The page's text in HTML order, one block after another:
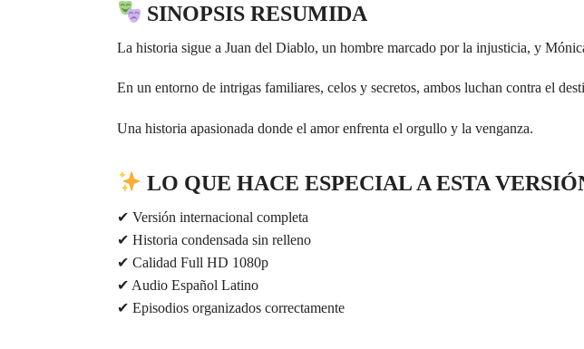
SINOPSIS RESUMIDA
La historia sigue a Juan del Diablo, un hombre marcado por la injusticia, y
En un entorno de intrigas familiares, celos y secretos, ambos luchan contra el
Una historia apasionada donde el amor enfrenta el orgullo y la venganza.
LO QUE HACE ESPECIAL A ESTA
✔ Versión internacional completa
✔ Historia condensada sin relleno
✔ Calidad Full HD 1080p
✔ Audio Español Latino
✔ Episodios organizados correctamente